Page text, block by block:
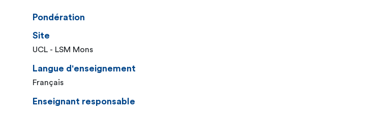
Pondération
Site
UCL - LSM Mons
Langue d'enseignement
Français
Enseignant responsable